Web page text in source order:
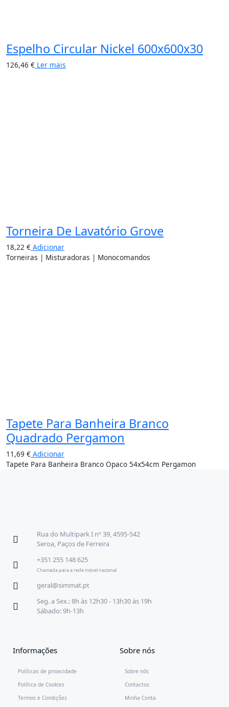
Espelho Circular Nickel 600x600x30
126,46 € Ler mais
Torneira De Lavatório Grove
18,22 € Adicionar
Torneiras | Misturadoras | Monocomandos
Tapete Para Banheira Branco
Quadrado Pergamon
11,69 € Adicionar
Tapete Para Banheira Branco Opaco 54x54cm Pergamon
Rua do Multipark I nº 39, 4595-542
Seroa, Paços de Ferreira
+351 255 148 625
Chamada para a rede móvel nacional
geral@simmat.pt
Seg. a Sex.: 8h às 12h30 - 13h30 às 19h
Sábado: 9h-13h
Informações
Políticas de privacidade
Política de Cookies
Termos e Condições
Sobre nós
Sobre nós
Contactos
Minha Conta